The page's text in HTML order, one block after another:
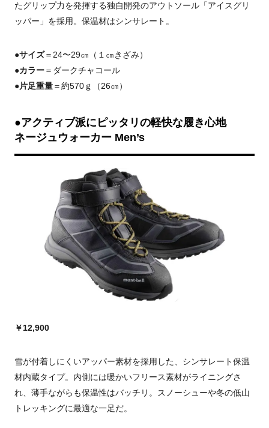
たグリップ力を発揮する独自開発のアウトソール「アイスグリ
ッパー」を採用。保温材はシンサレート。
●サイズ＝24〜29㎝（１㎝きざみ）
●カラー＝ダークチャコール
●片足重量＝約570ｇ（26㎝）
●アクティブ派にピッタリの軽快な履き心地
ネージュウォーカー Men’s
￥12,900
雪が付着しにくいアッパー素材を採用した、シンサレート保温
材内蔵タイプ。内側には暖かいフリース素材がライニングさ
れ、薄手ながらも保温性はバッチリ。スノーシューや冬の低山
トレッキングに最適な一足だ。